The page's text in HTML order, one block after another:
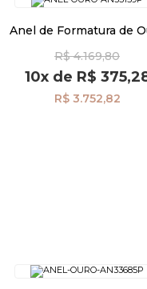
Anel de Formatura de
Esmeraldas an33159
R$ 4.169,80
10xde R$
R$ 3.752,82
Pulseiras
Piercing